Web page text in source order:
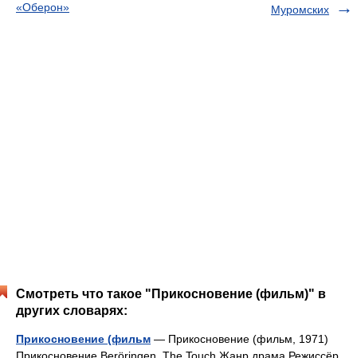
«Оберон»
Муромских
Смотреть что такое "Прикосновение (фильм)" в
других словарях:
Прикосновение (фильм — Прикосновение (фильм, 1971)